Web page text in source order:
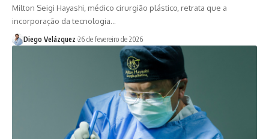
Milton Seigi Hayashi, médico cirurgião plástico, retrata que a
incorporação da tecnologia…
Diego Velázquez 26 de fevereiro de 2026